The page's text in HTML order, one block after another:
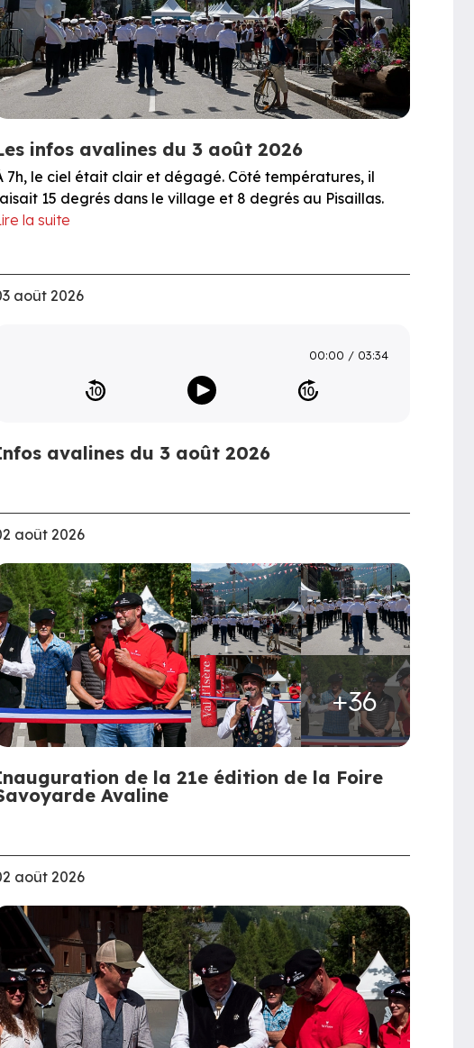
infos avalines du 3 août 2026
7h, le ciel était clair et dégagé. Côté températures, il
15 degrés dans le village et 8 degrés au Pisaillas.
la suite
août 2026
00:00 03:34
avalines du 3 août 2026
août 2026
+36
de la 21e édition de la Foire
Avaline
août 2026